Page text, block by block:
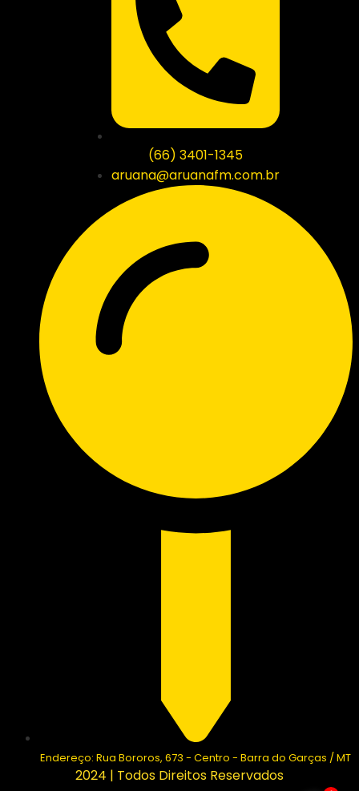
(66) 3401-1345
aruana@aruanafm.com.br
Endereço: Rua Bororos, 673 - Centro - Barra do Garças / MT
2024 | Todos Direitos Reservados